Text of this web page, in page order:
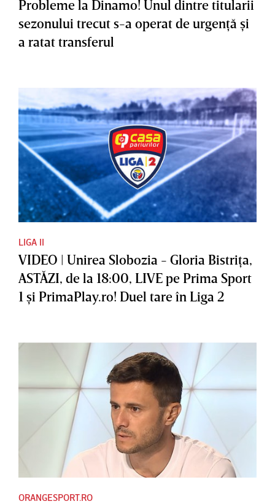
Probleme la Dinamo! Unul dintre titularii
sezonului trecut s-a operat de urgenţă şi
a ratat transferul
LIGA II
VIDEO | Unirea Slobozia - Gloria Bistriţa,
ASTĂZI, de la 18:00, LIVE pe Prima Sport
1 şi PrimaPlay.ro! Duel tare în Liga 2
ORANGESPORT.RO